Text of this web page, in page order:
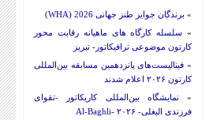
» برندگان جوایز طنز جهانی 2026 (WHA)
» سلسله کارگاه های ماهیانه رقابت محور
کارتون موضوعی ترافیکاتور- تبریز
» فینالیست‌های پانزدهمین مسابقه بین‌المللی
کارتون ۲۰۲۶ اعلام شدند
» نمایشگاه بین‌المللی کاریکاتور -تقوای
فرزندی البغلی- Al-Baghli- ۲۰۲۶